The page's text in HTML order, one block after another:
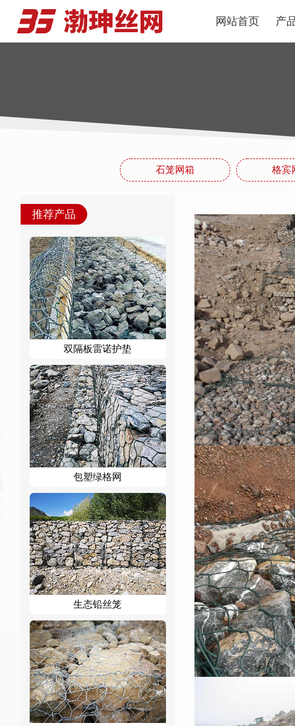
网站首页 产
石笼网箱 格宾
推荐产品
双隔板雷诺护垫
包塑绿格网
生态铅丝笼